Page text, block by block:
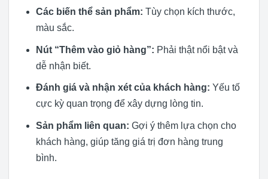
Các biến thể sản phẩm: Tùy chọn kích thước,
màu sắc.
Nút “Thêm vào giỏ hàng”: Phải thật nổi bật và
dễ nhận biết.
Đánh giá và nhận xét của khách hàng: Yếu tố
cực kỳ quan trọng để xây dựng lòng tin.
Sản phẩm liên quan: Gợi ý thêm lựa chọn cho
khách hàng, giúp tăng giá trị đơn hàng trung
bình.